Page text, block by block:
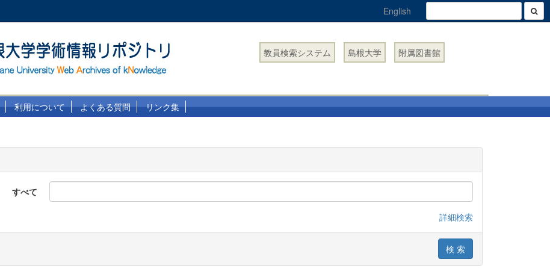
English
教員検索システム 島根大学 附属図書館
利用について よくある質問 リンク集
すべて
詳細検索